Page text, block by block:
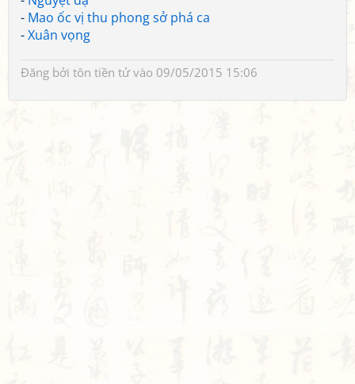
- Mao ốc vị thu phong sở phá ca
-Xuân vọng
Đăng bởi tôn tiền tửvào 09/05/2015 15:06